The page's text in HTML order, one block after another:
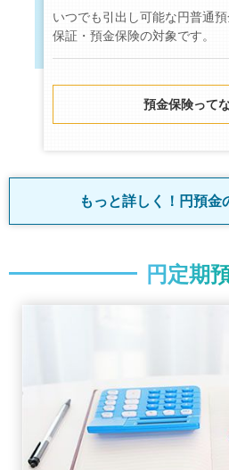
いつでも引出し可能な円普通
保証・預金保険の対象です。
預金保険って
もっと詳しく！円預金
円定期